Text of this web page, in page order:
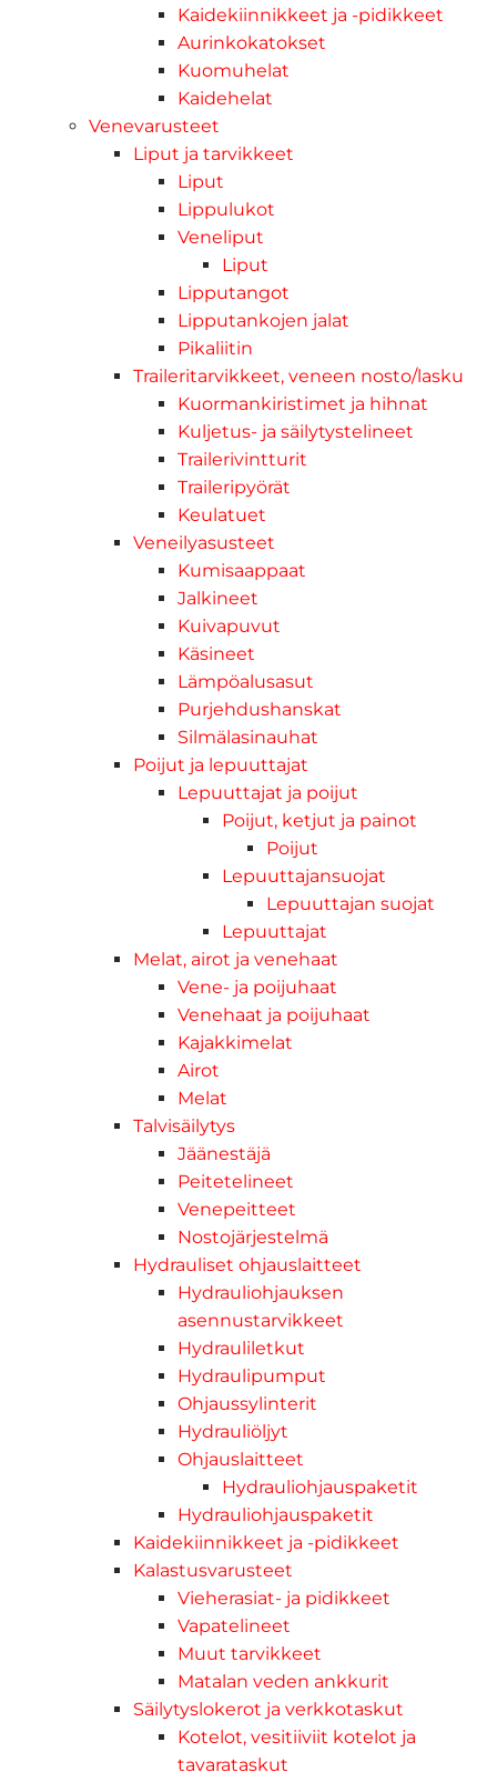
Kaidekiinnikkeet ja -pidikkeet
Aurinkokatokset
Kuomuhelat
Kaidehelat
Venevarusteet
Liput ja tarvikkeet
Liput
Lippulukot
Veneliput
Liput
Lipputangot
Lipputankojen jalat
Pikaliitin
Traileritarvikkeet, veneen nosto/lasku
Kuormankiristimet ja hihnat
Kuljetus- ja säilytystelineet
Trailerivintturit
Traileripyörät
Keulatuet
Veneilyasusteet
Kumisaappaat
Jalkineet
Kuivapuvut
Käsineet
Lämpöalusasut
Purjehdushanskat
Silmälasinauhat
Poijut ja lepuuttajat
Lepuuttajat ja poijut
Poijut, ketjut ja painot
Poijut
Lepuuttajansuojat
Lepuuttajan suojat
Lepuuttajat
Melat, airot ja venehaat
Vene- ja poijuhaat
Venehaat ja poijuhaat
Kajakkimelat
Airot
Melat
Talvisäilytys
Jäänestäjä
Peitetelineet
Venepeitteet
Nostojärjestelmä
Hydrauliset ohjauslaitteet
Hydrauliohjauksen
asennustarvikkeet
Hydrauliletkut
Hydraulipumput
Ohjaussylinterit
Hydrauliöljyt
Ohjauslaitteet
Hydrauliohjauspaketit
Hydrauliohjauspaketit
Kaidekiinnikkeet ja -pidikkeet
Kalastusvarusteet
Vieherasiat- ja pidikkeet
Vapatelineet
Muut tarvikkeet
Matalan veden ankkurit
Säilytyslokerot ja verkkotaskut
Kotelot, vesitiiviit kotelot ja
tavarataskut